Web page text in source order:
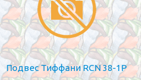
Подвес Тиффани RCN 38-1P